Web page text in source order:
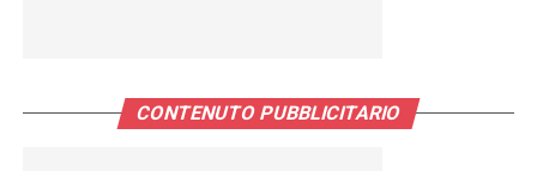
CONTENUTO PUBBLICITARIO